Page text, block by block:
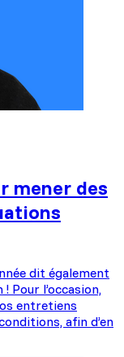
mener des
dit également
Pour l’occasion,
entretiens
afin d’en